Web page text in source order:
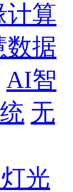
算
数据
AI智
无
光